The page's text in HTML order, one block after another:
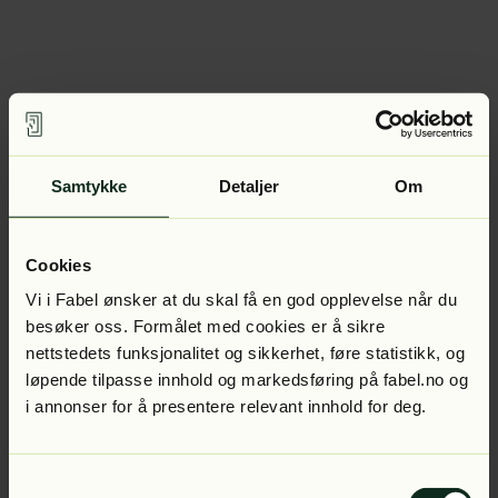
Samtykke Detaljer Om
Cookies
Vi i Fabel ønsker at du skal få en god opplevelse når du
besøker oss. Formålet med cookies er å sikre
nettstedets funksjonalitet og sikkerhet, føre statistikk, og
løpende tilpasse innhold og markedsføring på fabel.no og
i annonser for å presentere relevant innhold for deg.